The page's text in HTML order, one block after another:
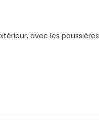
avec les poussières